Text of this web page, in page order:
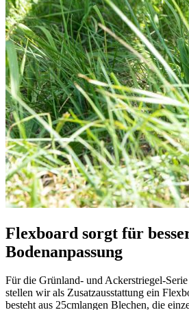
Flexboard sorgt für
Bodenanpassung
Für die Grünland- und Ackerstriegel-Serie
stellen wir als Zusatzausstattung ein
besteht aus 25cmlangen Blechen, die